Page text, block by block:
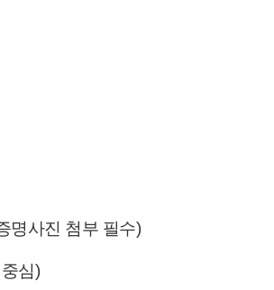
명사진 첨부 필수)
심)